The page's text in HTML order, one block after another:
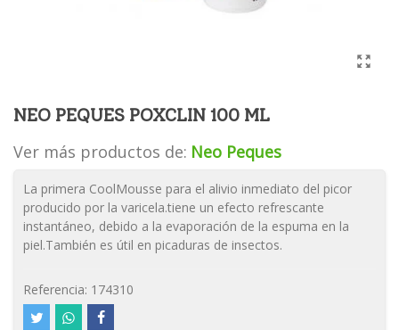
NEO PEQUES POXCLIN 100 ML
Ver más productos de: Neo Peques
La primera CoolMousse para el alivio inmediato del picor
producido por la varicela.tiene un efecto refrescante
instantáneo, debido a la evaporación de la espuma en la
piel.También es útil en picaduras de insectos.
Referencia: 174310